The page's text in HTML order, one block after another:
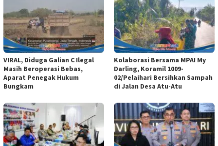
VIRAL, Diduga Galian C Ilegal
Masih Beroperasi Bebas,
Aparat Penegak Hukum
Bungkam
Kolaborasi Bersama MPAI My
Darling, Koramil 1009-
02/Pelaihari Bersihkan Sampah
di Jalan Desa Atu-Atu